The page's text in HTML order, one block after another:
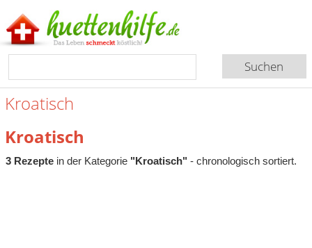
Kroatisch
Kroatisch
3 Rezeptein der Kategorie "Kroatisch" - chronologisch sortiert.